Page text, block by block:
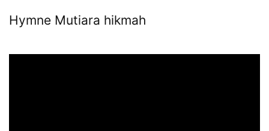
Hymne Mutiara hikmah